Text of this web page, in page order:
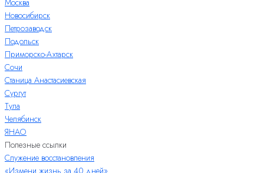
Москва
Новосибирск
Петрозаводск
Подольск
Приморско-Ахтарск
Сочи
Станица Анастасиевская
Сургут
Тула
Челябинск
ЯНАО
Полезные ссылки
Служение восстановления